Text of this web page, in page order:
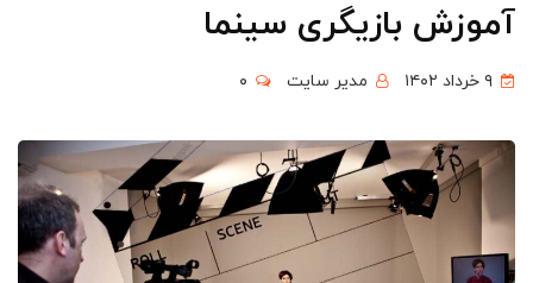
آموزش بازیگری سینما
۹ خرداد ۱۴۰۲ مدیر سایت